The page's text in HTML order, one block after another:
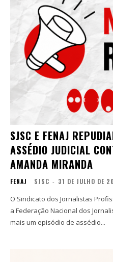
SJSC E FENAJ
ASSÉDIO JUDICIAL
AMANDA MIRANDA
FENAJ SJSC - 31 DE JULHO DE
O Sindicato dos Jornalistas
a Federação Nacional dos
mais um episódio de assédio...